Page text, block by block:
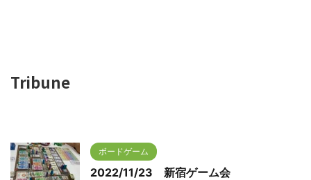
Tribune
ボードゲーム
2022/11/23 新宿ゲーム会